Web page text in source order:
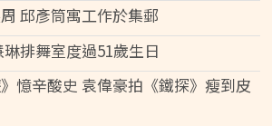
邱彥筒寓工作於集郵
排舞室度過51歲生日
憶辛酸史 袁偉豪拍《鐵探》瘦到皮